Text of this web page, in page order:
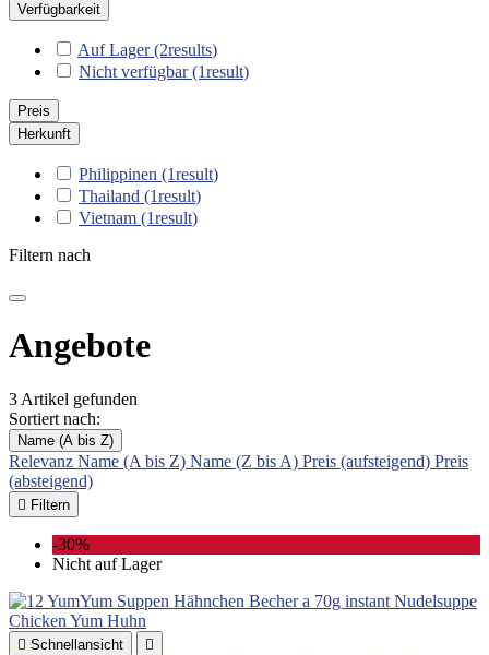
Verfügbarkeit
Auf Lager(2results)
Nicht verfügbar(1result)
Preis
Herkunft
Philippinen (1result)
Thailand (1result)
Vietnam (1result)
Filtern nach
Angebote
3 Artikel gefunden
Sortiert nach:
Name (A bis Z)
Relevanz Name (A bis Z) Name (Z bis A) Preis (aufsteigend) Preis
(absteigend)
 Filtern
-30%
Nicht auf Lager
 Schnellansicht 